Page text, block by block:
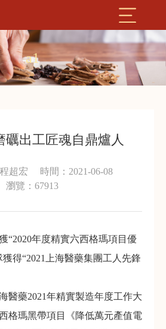
a1
礪出工匠魂自鼎爐人
超宏
時間：2021-06-08
瀏覽：67913
“2020年度精實六西格瑪項目優
得“2021上海醫藥集團工人先鋒
醫藥2021年精實製造年度工作大
格瑪黑帶項目《降低萬元產值電